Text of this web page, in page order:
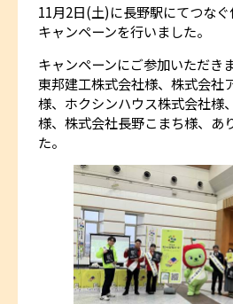
11月2日(土)に長野駅にてつな
キャンペーンを行いました。
キャンペーンにご参加いただきま
東邦建工株式会社様、株式会社
様、ホクシンハウス株式会社様
様、株式会社長野こまち様、あ
た。